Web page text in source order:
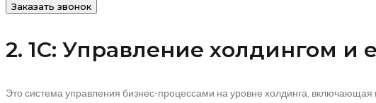
Заказать звонок
2. 1C: Управление холдингом и
Это система управления бизнес-процессами на уровне холдинга,